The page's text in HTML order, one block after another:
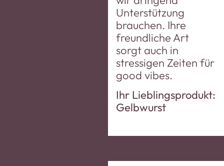
Unterstützung
brauchen. Ihre
freundliche Art
sorgt auch in
stressigen Zeiten für
good vibes.
Ihr Lieblingsprodukt:
Gelbwurst